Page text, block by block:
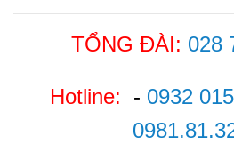
TỔNG ĐÀI: 028
Hotline: - 0932